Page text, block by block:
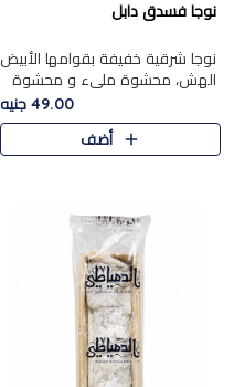
نوجا فسدق دابل
نوجا شرقية خفيفة بقوامها الأبيض
الهش، محشوة مليء و محشوة
بـكمية وفيرة من الفستق الفاخر
لتمنحك نكهة مكسرات غنية
وقرمشة مميزة في كل قطعة و
49.00 جنيه
أضف